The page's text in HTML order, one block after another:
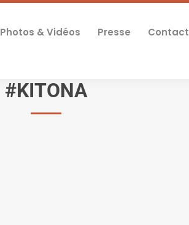
Photos & Vidéos Presse Contact
#KITONA